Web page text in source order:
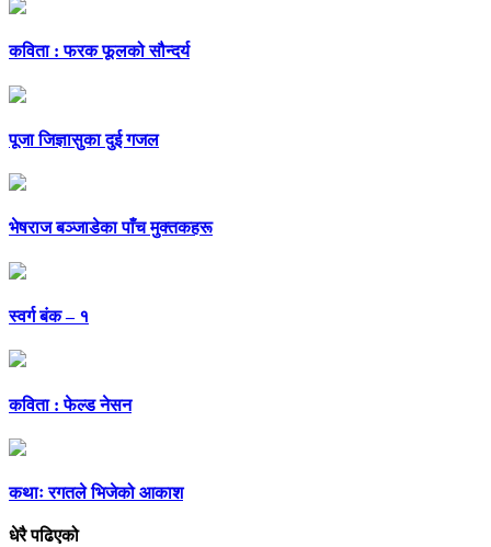
कविता : फरक फूलको सौन्दर्य
पूजा जिज्ञासुका दुई गजल
भेषराज बञ्जाडेका पाँच मुक्तकहरू
स्वर्ग बंक – १
कविता : फेल्ड नेसन
कथाः रगतले भिजेको आकाश
धेरै पढिएको